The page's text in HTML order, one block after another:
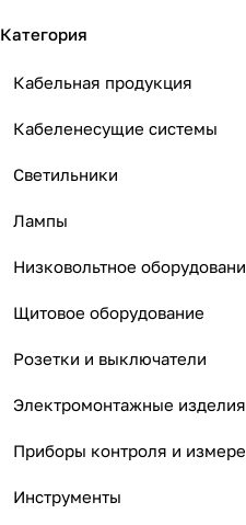
Категория
Кабельная продукция
Кабеленесущие системы
Светильники
Лампы
Низковольтное
Щитовое оборудование
Розетки и выключатели
Электромонтажные изделия
Приборы контроля и
Инструменты